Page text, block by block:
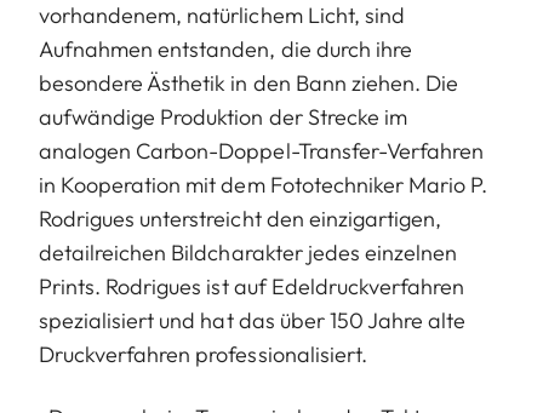
vorhandenem, natürlichem Licht, sind
Aufnahmen entstanden, die durch ihre
besondere Ästhetik in den Bann ziehen. Die
aufwändige Produktion der Strecke im
analogen Carbon-Doppel-Transfer-Verfahren
in Kooperation mit dem Fototechniker Mario P.
Rodrigues unterstreicht den einzigartigen,
detailreichen Bildcharakter jedes einzelnen
Prints. Rodrigues ist auf Edeldruckverfahren
spezialisiert und hat das über 150 Jahre alte
Druckverfahren professionalisiert.